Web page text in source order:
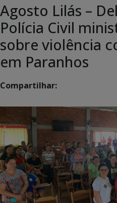
Agosto Lilás –
Polícia Civil
sobre violência
em Paranhos
Compartilhar: